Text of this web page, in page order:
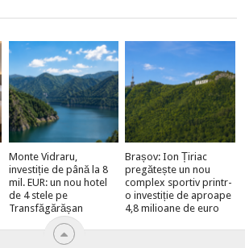
Monte Vidraru,
investiție de până la 8
mil. EUR: un nou hotel
de 4 stele pe
Transfăgărășan
Brașov: Ion Țiriac
pregătește un nou
complex sportiv printr-
o investiție de aproape
4,8 milioane de euro